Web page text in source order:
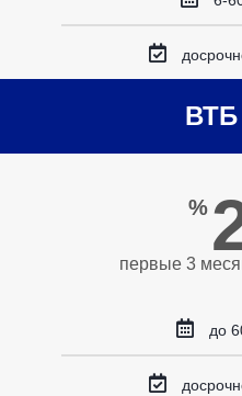
ВТБ
%
первые 3
до